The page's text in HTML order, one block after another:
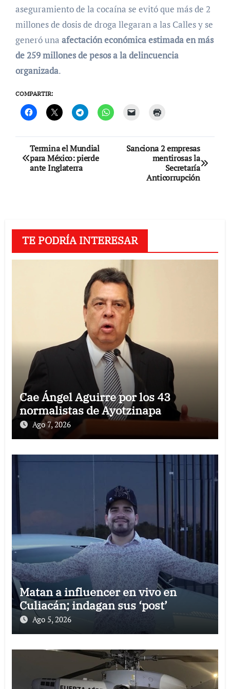
aseguramiento de la cocaína se evitó que más de 2
millones de dosis de droga llegaran a las Calles y se
generó una afectación económica estimada en más
de 259 millones de pesos a la delincuencia
organizada.
COMPARTIR:
Navegación
de
Termina el Mundial
para México: pierde
ante Inglaterra
Sanciona 2 empresas
mentirosas la
Secretaría
Anticorrupción
TE PODRÍA INTERESAR
Cae Ángel Aguirre por los 43
normalistas de Ayotzinapa
Ago 7, 2026
Matan a influencer en vivo en
Culiacán; indagan sus ‘post’
Ago 5, 2026